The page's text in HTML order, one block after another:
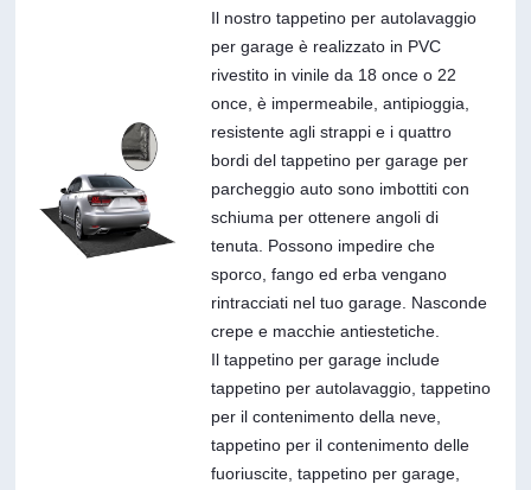
Il nostro tappetino per autolavaggio
per garage è realizzato in PVC
rivestito in vinile da 18 once o 22
once, è impermeabile, antipioggia,
resistente agli strappi e i quattro
bordi del tappetino per garage per
parcheggio auto sono imbottiti con
schiuma per ottenere angoli di
tenuta. Possono impedire che
sporco, fango ed erba vengano
rintracciati nel tuo garage. Nasconde
crepe e macchie antiestetiche.
Il tappetino per garage include
tappetino per autolavaggio, tappetino
per il contenimento della neve,
tappetino per il contenimento delle
fuoriuscite, tappetino per garage,